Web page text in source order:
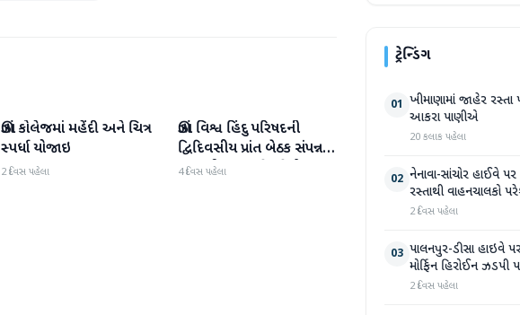
મહેસાણા
ઊંઝા કોલેજમાં મહેંદી અને ચિત્ર
સ્પર્ધા યોજાઇ
2 દિવસ પહેલા
મહેસાણા
ઊંઝા વિશ્વ હિંદુ પરિષદની
દ્વિદિવસીય પ્રાંત બેઠક સંપન્ન :
250 થી વધુ કાર્યકર્તાઓ
4 દિવસ પહેલા
ટ્રેન્ડિંગ
01 ખીમાણામાં જાહેર રસ્તા
આકરા પાણીએ
20 કલાક પહેલા
02 નેનાવા-સાંચોર હાઈવે
રસ્તાથી વાહનચાલકો
2 દિવસ પહેલા
03 પાલનપુર-ડીસા હાઇવે
મોર્ફિન હિરોઈન ઝડપી
2 દિવસ પહેલા